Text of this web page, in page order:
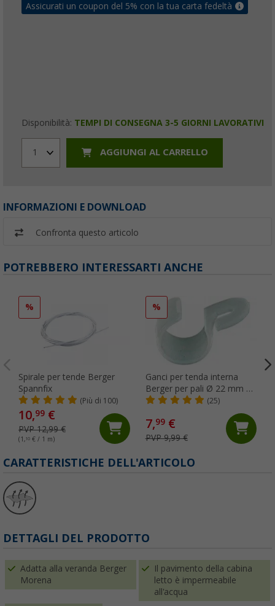
Assicurati un coupon del 5% con la tua carta fedeltà
Disponibilità: TEMPI DI CONSEGNA 3-5 GIORNI LAVORATIVI
1 AGGIUNGI AL CARRELLO
INFORMAZIONI E DOWNLOAD
Confronta questo articolo
POTREBBERO INTERESSARTI ANCHE
%
Spirale per tende Berger
Spannfix
(Più di 100)
10,99 €
PVP 12,99 €
(1,10 € / 1 m)
%
Ganci per tenda interna
Berger per pali Ø 22 mm 5
pezzi
(25)
7,99€
PVP 9,99 €
CARATTERISTICHE DELL'ARTICOLO
DETTAGLI DEL PRODOTTO
Adatta alla veranda Berger
Morena
Il pavimento della cabina
letto è impermeabile
all'acqua